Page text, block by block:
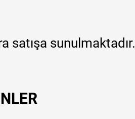
satışa sunulmaktadır.